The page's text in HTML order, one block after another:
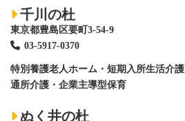
千川の杜
東京都豊島区要町3-54-9
03-5917-0370
特別養護老人ホーム ・短期入所生活介護
通所介護・企業主導型保育
ぬく井の杜